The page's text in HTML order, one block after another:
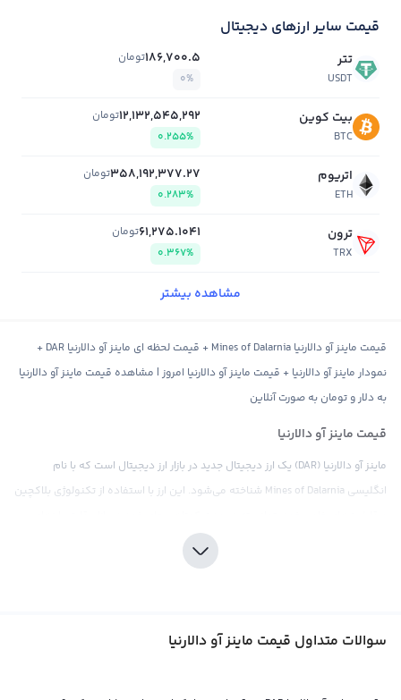
قیمت سایر ارزهای دیجیتال
تتر
USDT
186,700.5تومان
0%
بیت کوین
BTC
12,132,545,292تومان
0.255%
اتریوم
ETH
358,192,377.27تومان
0.283%
ترون
TRX
61,275.1041تومان
0.367%
مشاهده بیشتر
قیمت ماینز آو دالارنیا Mines of Dalarnia + قیمت لحظه ای ماینز آو دالارنیا DAR +
نمودار ماینز آو دالارنیا + قیمت ماینز آو دالارنیا امروز | مشاهده قیمت ماینز آو دالارنیا
به دلار و تومان به صورت آنلاین
قیمت ماینز آو دالارنیا
ماینز آو دالارنیا (DAR) یک ارز دیجیتال جدید در بازار ارز دیجیتال است که با نام
انگلیسی Mines of Dalarnia شناخته می‌شود. این ارز با استفاده از تکنولوژی بلاکچین
دیجیتال بیابد. ارز دیجیتال ماینز آو دالارنیا دارای نام تجاری قوی و انحصاری است و با
استفاده از آن، کاربران می‌توانند معاملات ارزی خود را با اطمینان و امنیت بیشتری
تقاضا و عرضه تعیین می‌شود. با افزایش تقاضا برای خرید این ارز، قیمت آن نیز
سوالات متداول قیمت ماینز آو دالارنیا